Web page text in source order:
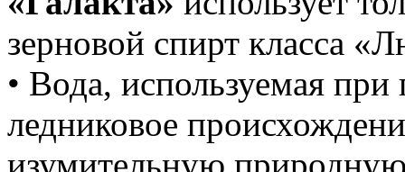
зерновой спирт класса
• Вода, используемая при
ледниковое
изумительную